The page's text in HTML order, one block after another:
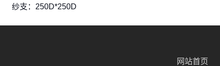
纱支：250D*250D
网站首页